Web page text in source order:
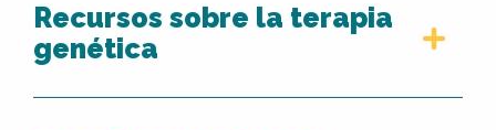
Recursos sobre la terapia
genética